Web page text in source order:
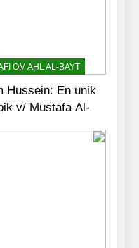
OM AHL AL-BAYT
Hussein: En unik
Al-